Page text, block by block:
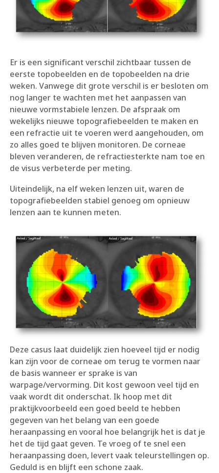
Er is een significant verschil zichtbaar tussen de
eerste topobeelden en de topobeelden na drie
weken. Vanwege dit grote verschil is er besloten om
nog langer te wachten met het aanpassen van
nieuwe vormstabiele lenzen. De afspraak om
wekelijks nieuwe topografiebeelden te maken en
een refractie uit te voeren werd aangehouden, om
zo alles goed te blijven monitoren. De corneae
bleven veranderen, de refractiesterkte nam toe en
de visus verbeterde per meting.
Uiteindelijk, na elf weken lenzen uit, waren de
topografiebeelden stabiel genoeg om opnieuw
lenzen aan te kunnen meten.
Deze casus laat duidelijk zien hoeveel tijd er nodig
kan zijn voor de corneae om terug te vormen naar
de basis wanneer er sprake is van
warpage/vervorming. Dit kost gewoon veel tijd en
vaak wordt dit onderschat. Ik hoop met dit
praktijkvoorbeeld een goed beeld te hebben
gegeven van het belang van een goede
heraanpassing en vooral hoe belangrijk het is dat je
het de tijd gaat geven. Te vroeg of te snel een
heraanpassing doen, levert vaak teleurstellingen op.
Geduld is en blijft een schone zaak.